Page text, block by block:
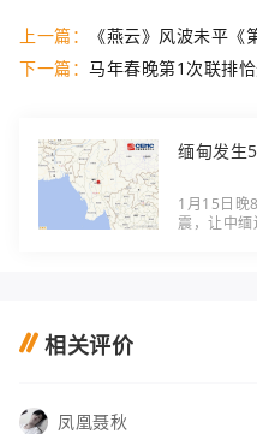
上一篇：
《燕云》风波未平《
下一篇： 马年春晚第1次联排
缅甸发生
1月15日晚
震，让中缅
相关评价
凤凰聂秋